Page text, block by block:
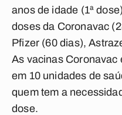
anos de idade (1ª
doses da Coronavac
Pfizer (60 dias),
As vacinas Coronavac
em 10 unidades de
quem tem a
dose.